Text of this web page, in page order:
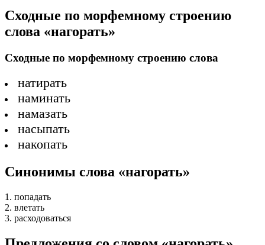
Сходные по морфемному строению
слова «нагорать»
Сходные по морфемному строению слова
натирать
наминать
намазать
насыпать
накопать
Синонимы слова «нагорать»
1. попадать
2. влетать
3. расходоваться